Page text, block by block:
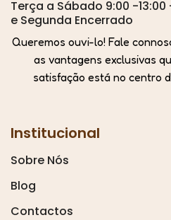
Terça a Sábado 9:00 -13:00
e Segunda Encerrado
Queremos ouvi-lo! Fale
as vantagens exclusivas
satisfação está no centro
Institucional
Sobre Nós
Blog
Contactos